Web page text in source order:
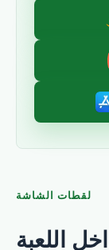
لقطات الشاشة
اللعبة